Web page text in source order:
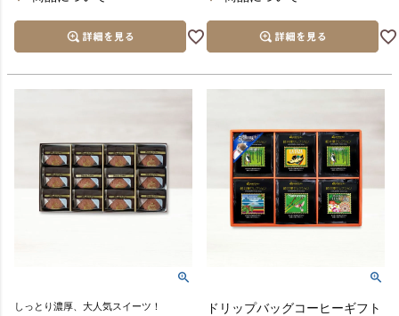
しっとり濃厚、大人気スイーツ！
ドリップバッグコーヒーギフト